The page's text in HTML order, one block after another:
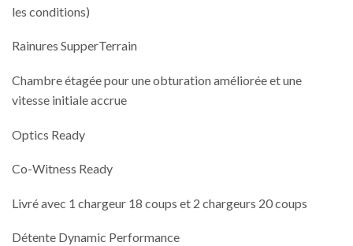
les conditions)
Rainures SupperTerrain
Chambre étagée pour une obturation améliorée et une
vitesse initiale accrue
Optics Ready
Co-Witness Ready
Livré avec 1 chargeur 18 coups et 2 chargeurs 20 coups
Détente Dynamic Performance